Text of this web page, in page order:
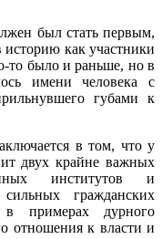
был стать первым,
как участники
то было и раньше, но в
имени человека с
губами к
в том, что у
двух крайне важных
институтов и
гражданских
в примерах дурного
отношения к власти и